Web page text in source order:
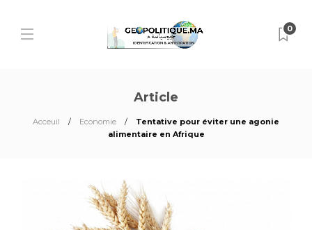
0
Article
Acceuil Economie
Tentative pour éviter une agonie
alimentaire en Afrique